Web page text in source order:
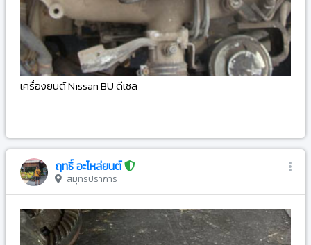
เครื่องยนต์ Nissan BU ดีเซล
ฤทธิ์ อะไหล่ยนต์
สมุทรปราการ